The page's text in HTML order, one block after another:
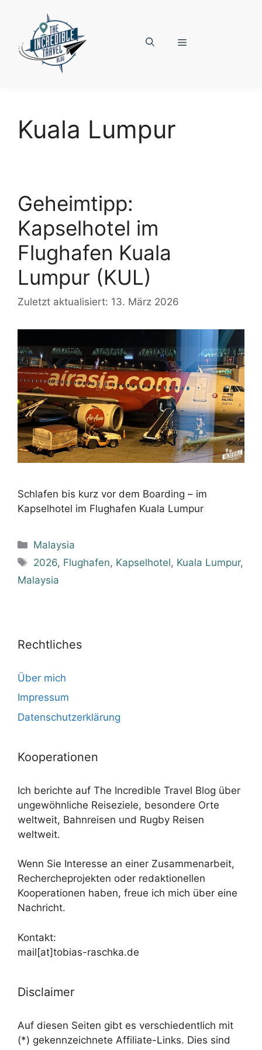
springen
Menü
Kuala Lumpur
Geheimtipp:
Kapselhotel im
Flughafen Kuala
Lumpur (KUL)
Zuletzt aktualisiert: 13. März 2026
Schlafen bis kurz vor dem Boarding – im
Kapselhotel im Flughafen Kuala Lumpur
Kategorien
Malaysia
Schlagwörter
2026, Flughafen, Kapselhotel, Kuala Lumpur,
Malaysia
Rechtliches
Über mich
Impressum
Datenschutzerklärung
Kooperationen
Ich berichte auf The Incredible Travel Blog über
ungewöhnliche Reiseziele, besondere Orte
weltweit, Bahnreisen und Rugby Reisen
weltweit.
Wenn Sie Interesse an einer Zusammenarbeit,
Rechercheprojekten oder redaktionellen
Kooperationen haben, freue ich mich über eine
Nachricht.
Kontakt:
mail[at]tobias-raschka.de
Disclaimer
Auf diesen Seiten gibt es verschiedentlich mit
(*) gekennzeichnete Affiliate-Links. Dies sind